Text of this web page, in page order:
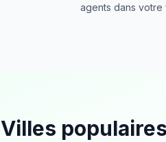
agents dans votre
Villes